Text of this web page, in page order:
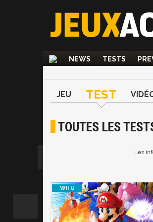
NEWS TESTS
JEU TEST
TOUTES LES
Les